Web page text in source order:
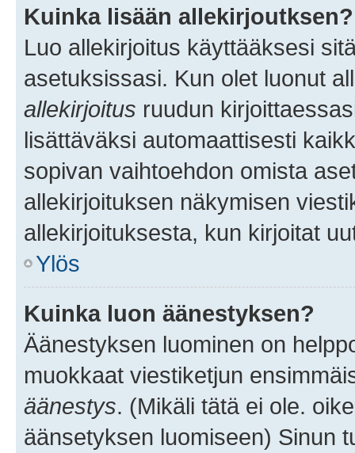
Kuinka lisään allekirjoutksen?
Luo allekirjoitus käyttääksesi
asetuksissasi. Kun olet luonut
allekirjoitus ruudun
lisättäväksi automaattisesti
sopivan vaihtoehdon omista
allekirjoituksen näkymisen
allekirjoituksesta, kun kirjoitat
Ylös
Kuinka luon äänestyksen?
Äänestyksen luominen on
muokkaat viestiketjun
äänestys. (Mikäli tätä ei ole.
äänsetyksen luomiseen) Sinun